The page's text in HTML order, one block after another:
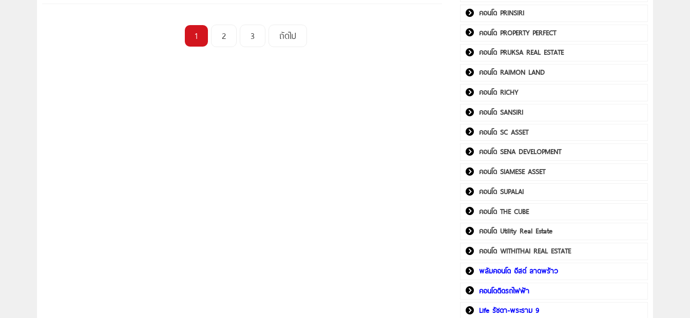
1 2 3 ถัดไป
คอนโด PRINSIRI
คอนโด PROPERTY PERFECT
คอนโด PRUKSA REAL ESTATE
คอนโด RAIMON LAND
คอนโด RICHY
คอนโด SANSIRI
คอนโด SC ASSET
คอนโด SENA DEVELOPMENT
คอนโด SIAMESE ASSET
คอนโด SUPALAI
คอนโด THE CUBE
คอนโด Utility Real Estate
คอนโด WITHITHAI REAL ESTATE
พลัมคอนโด อีสต์ ลาดพร้าว
คอนโดติดรถไฟฟ้า
Life รัชดา-พระราม 9